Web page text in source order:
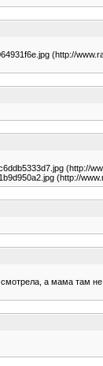
(http://
(http://
(http://
а мама там